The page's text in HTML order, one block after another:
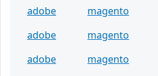
adobe
magento
adobe
magento
adobe
magento